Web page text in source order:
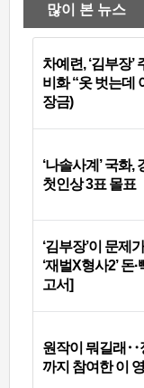
많이 본 뉴스
차예련, ‘김부장
비화 “옷 벗는데
장금)
‘나솔사계’ 국화
첫인상 3표 몰표
‘김부장’이 문제
‘재벌X형사2’ 돈
고서]
원작이 뭐길래‥
까지 참여한 이